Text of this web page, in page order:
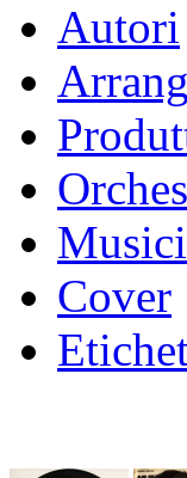
Autori
Cover